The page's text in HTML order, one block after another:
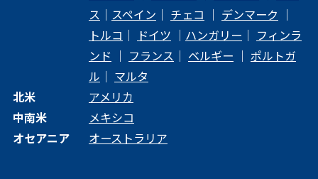
ス ｜ スペイン ｜ チェコ ｜ デンマーク ｜
トルコ ｜ ドイツ ｜ ハンガリー ｜ フィンラ
ンド ｜ フランス ｜ ベルギー ｜ ポルトガ
ル ｜ マルタ
北米
アメリカ
中南米
メキシコ
オセアニア
オーストラリア